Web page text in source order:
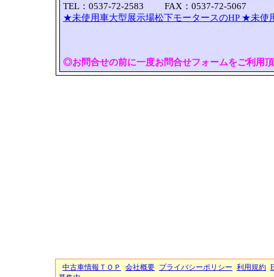
TEL：0537-72-2583 FAX：0537-72-5067
★未使用車大型展示場松下モータースのHP ★未使
◎お問合せの前に一度お問合せフォームをご利用
中古車情報ＴＯＰ 会社概要 プライバシーポリシー 利用規約